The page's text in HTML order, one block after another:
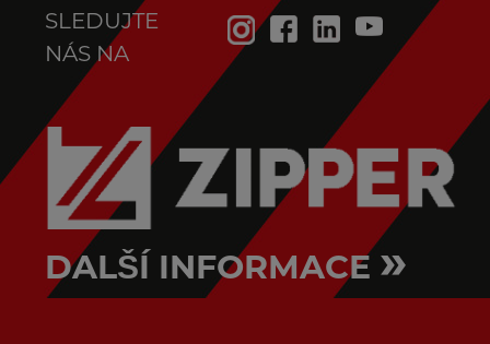
SLEDUJTE
NÁS NA
DALŠÍ INFORMACE »